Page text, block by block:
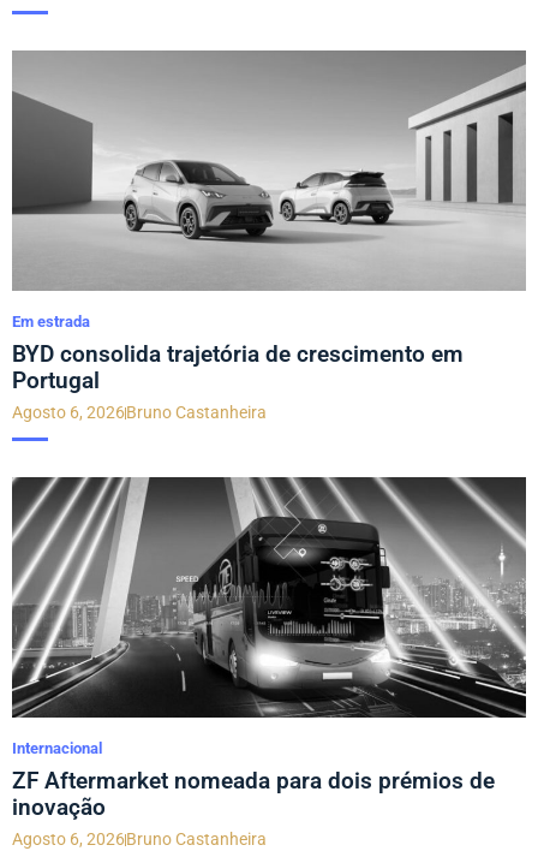
Em estrada
BYD consolida trajetória de crescimento em
Portugal
Agosto 6, 2026Bruno Castanheira
Internacional
ZF Aftermarket nomeada para dois prémios de
inovação
Agosto 6, 2026Bruno Castanheira